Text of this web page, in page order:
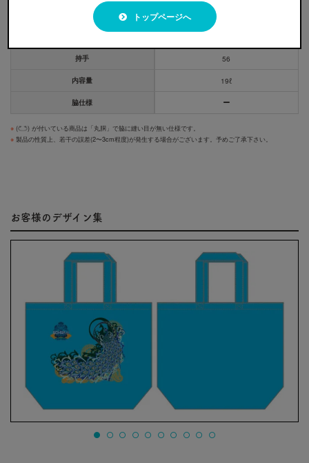
持手 56
内容量 19ℓ
脇仕様
※ (
) が付いている商品は「丸胴」で脇に縫い目が無い仕様です。
※ 製品の性質上、若干の誤差(2〜3cm程度)が発生する場合がございます。予めご了承下さい。
トップページへ
お客様のデザイン集